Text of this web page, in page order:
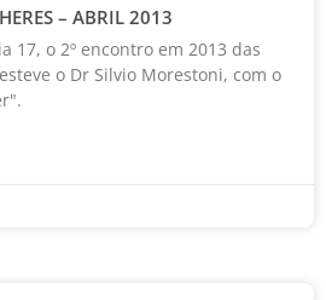
– ABRIL 2013
17, o 2º encontro em 2013 das
o Dr Silvio Morestoni, com o